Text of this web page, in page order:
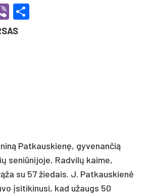
Viber
Patkauskienę, gyvenančią
seniūnijoje, Radvilų kaime,
su 57 žiedais. J. Patkauskienė
įsitikinusi, kad užaugs 50